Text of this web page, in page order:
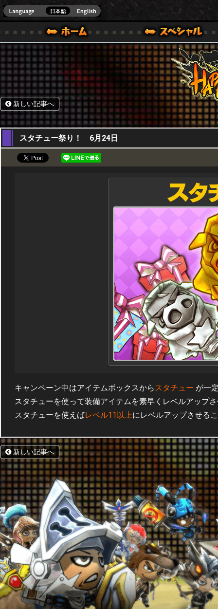
ウォーズ)公式サイト [ STEAM VER.]
新しい記事へ
23,06,2015
スタチュー祭り！ 6月24日
キャンペーン中はアイテムボックスからスタチュー が一
スタチューを使って装備アイテムを素早くレベルアップ
スタチューを使えばレベル11以上にレベルアップさせる
新しい記事へ